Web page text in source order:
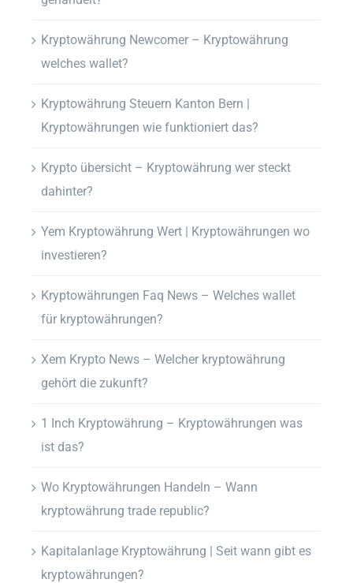
Kryptowährung Newcomer – Kryptowährung
welches wallet?
Kryptowährung Steuern Kanton Bern |
Kryptowährungen wie funktioniert das?
Krypto übersicht – Kryptowährung wer steckt
dahinter?
Yem Kryptowährung Wert | Kryptowährungen wo
investieren?
Kryptowährungen Faq News – Welches wallet
für kryptowährungen?
Xem Krypto News – Welcher kryptowährung
gehört die zukunft?
1 Inch Kryptowährung – Kryptowährungen was
ist das?
Wo Kryptowährungen Handeln – Wann
kryptowährung trade republic?
Kapitalanlage Kryptowährung | Seit wann gibt es
kryptowährungen?